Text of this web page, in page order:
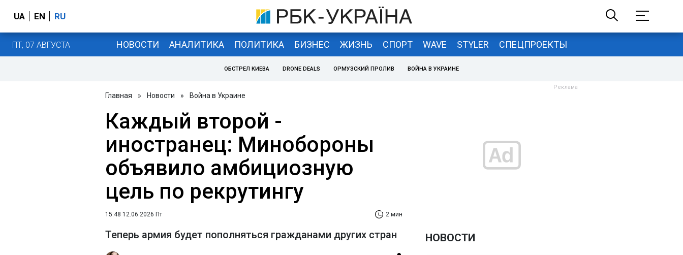
UA EN RU
ПТ, 07 АВГУСТА НОВОСТИ АНАЛИТИКА ПОЛИТИКА БИЗНЕС ЖИЗНЬ СПОРТ WAVE STYLER СПЕЦПРОЕКТЫ
ОБСТРЕЛ КИЕВА DRONE DEALS ОРМУЗСКИЙ ПРОЛИВ ВОЙНА В УКРАИНЕ
Главная » Новости » Война в Украине
Каждый второй -
иностранец: Минобороны
объявило амбициозную
цель по рекрутингу
15:48 12.06.2026 Пт 2 мин
Теперь армия будет пополняться гражданами других стран НОВОСТИ